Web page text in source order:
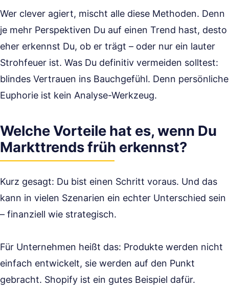
Wer clever agiert, mischt alle diese Methoden. Denn
je mehr Perspektiven Du auf einen Trend hast, desto
eher erkennst Du, ob er trägt – oder nur ein lauter
Strohfeuer ist. Was Du definitiv vermeiden solltest:
blindes Vertrauen ins Bauchgefühl. Denn persönliche
Euphorie ist kein Analyse-Werkzeug.
Welche Vorteile hat es, wenn Du
Markttrends früh erkennst?
Kurz gesagt: Du bist einen Schritt voraus. Und das
kann in vielen Szenarien ein echter Unterschied sein
– finanziell wie strategisch.
Für Unternehmen heißt das: Produkte werden nicht
einfach entwickelt, sie werden auf den Punkt
gebracht. Shopify ist ein gutes Beispiel dafür.